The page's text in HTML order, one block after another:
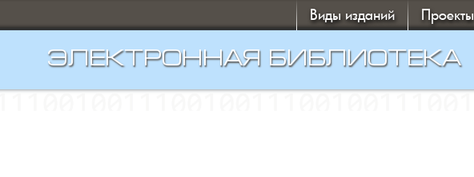
Виды изданий Проекты
ЭЛЕКТРОННАЯ БИБЛИОТЕКА